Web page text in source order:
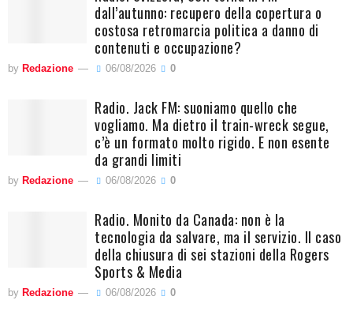
dall’autunno: recupero della copertura o
costosa retromarcia politica a danno di
contenuti e occupazione?
by Redazione 06/08/2026 0
Radio. Jack FM: suoniamo quello che
vogliamo. Ma dietro il train-wreck segue,
c’è un formato molto rigido. E non esente
da grandi limiti
by Redazione 06/08/2026 0
Radio. Monito da Canada: non è la
tecnologia da salvare, ma il servizio. Il caso
della chiusura di sei stazioni della Rogers
Sports & Media
by Redazione 06/08/2026 0